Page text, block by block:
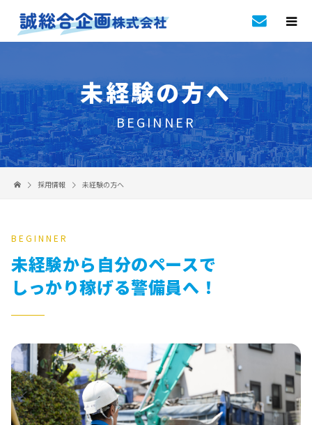
未経験の方へ
BEGINNER
採用情報 未経験の方へ
BEGINNER
未経験から自分のペースで
しっかり稼げる警備員へ！